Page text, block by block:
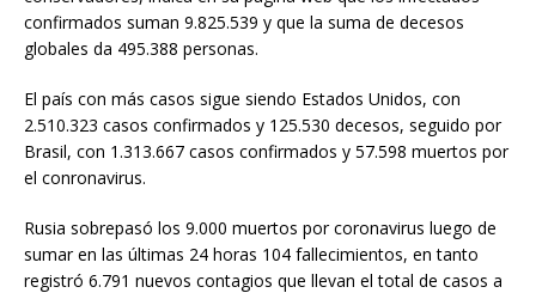
confirmados suman 9.825.539 y que la suma de decesos
globales da 495.388 personas.
El país con más casos sigue siendo Estados Unidos, con
2.510.323 casos confirmados y 125.530 decesos, seguido por
Brasil, con 1.313.667 casos confirmados y 57.598 muertos por
el conronavirus.
Rusia sobrepasó los 9.000 muertos por coronavirus luego de
sumar en las últimas 24 horas 104 fallecimientos, en tanto
registró 6.791 nuevos contagios que llevan el total de casos a